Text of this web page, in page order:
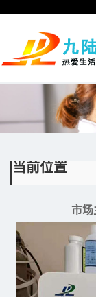
当前位置
市场